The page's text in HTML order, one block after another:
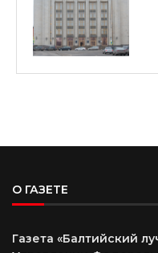
О ГАЗЕТЕ
Газета «Балтийский